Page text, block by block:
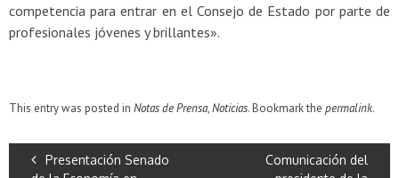
competencia para entrar en el Consejo de Estado por parte de
profesionales jóvenes y brillantes».
This entry was posted in Notas de Prensa,Noticias. Bookmark the permalink.
Presentación Senado
Comunicación del